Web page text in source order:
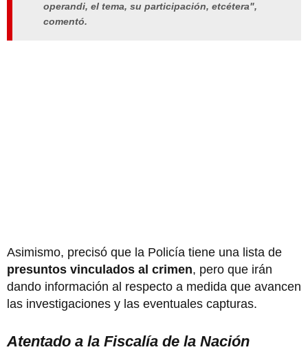
operandi, el tema, su participación, etcétera",
comentó.
Asimismo, precisó que la Policía tiene una lista de
presuntos vinculados al crimen, pero que irán
dando información al respecto a medida que avancen
las investigaciones y las eventuales capturas.
Atentado a la Fiscalía de la Nación